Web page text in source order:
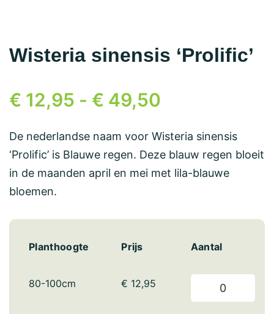
Wisteria sinensis ‘Prolific’
€ 12,95 - € 49,50
De nederlandse naam voor Wisteria sinensis
‘Prolific’ is Blauwe regen. Deze blauw regen bloeit
in de maanden april en mei met lila-blauwe
bloemen.
Planthoogte Prijs Aantal
80-100cm € 12,95